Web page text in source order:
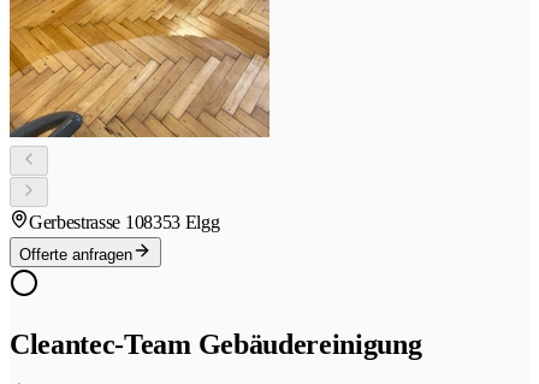
Gerbestrasse 108353 Elgg
Offerte anfragen
Cleantec-Team Gebäudereinigung